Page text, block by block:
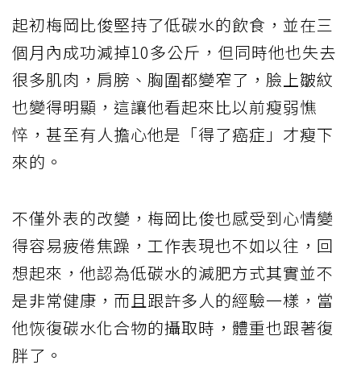
起初梅岡比俊堅持了低碳水的飲食，並在三
個月內成功減掉10多公斤，但同時他也失去
很多肌肉，肩膀、胸圍都變窄了，臉上皺紋
也變得明顯，這讓他看起來比以前瘦弱憔
悴，甚至有人擔心他是「得了癌症」才瘦下
來的。
不僅外表的改變，梅岡比俊也感受到心情變
得容易疲倦焦躁，工作表現也不如以往，回
想起來，他認為低碳水的減肥方式其實並不
是非常健康，而且跟許多人的經驗一樣，當
他恢復碳水化合物的攝取時，體重也跟著復
胖了。